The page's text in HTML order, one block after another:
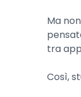
Ma
tra
Così,